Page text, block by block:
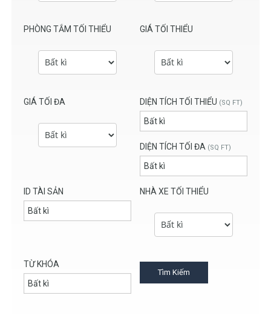
PHÒNG TẮM TỐI THIỂU GIÁ TỐI THIỂU
GIÁ TỐI ĐA DIỆN TÍCH TỐI THIỂU (SQ FT)
DIỆN TÍCH TỐI ĐA (SQ FT)
ID TÀI SẢN NHÀ XE TỐI THIỂU
TỪ KHÓA